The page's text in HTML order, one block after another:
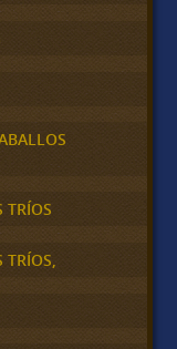
TRÍOS
TRÍOS,